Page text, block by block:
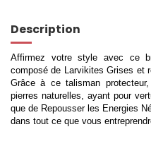
Description
Affirmez votre style avec ce
composé de Larvikites Grises et
Grâce à ce talisman
pierres naturelles, ayant pour
que de Repousser les Energies
dans tout ce que vous